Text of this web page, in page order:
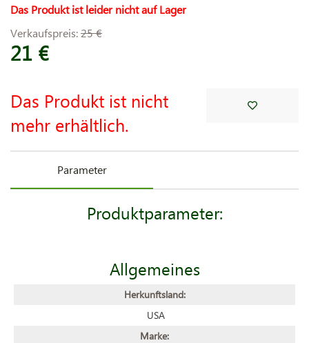
Das Produkt ist leider nicht auf Lager
Verkaufspreis:25 €
21 €
Das Produkt ist nicht
mehr erhältlich.
Parameter
Produktparameter:
Allgemeines
Herkunftsland:
USA
Marke: